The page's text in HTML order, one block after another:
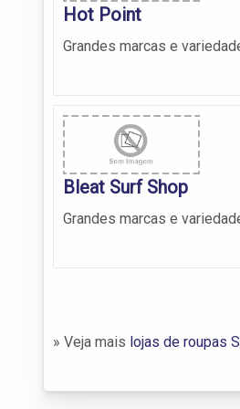
Hot Point
Grandes marcas e
Bleat Surf Shop
Grandes marcas e
» Veja mais lojas de roupas